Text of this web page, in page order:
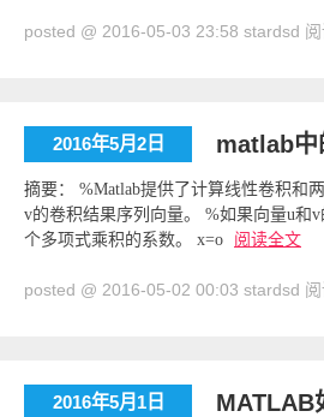
posted @ 2016-05-03 23:58 stardsd
2016年5月2日 matlab
摘要： %Matlab提供了计算线性卷积和
v的卷积结果序列向量。 %如果向量u和
个多项式乘积的系数。 x=o
阅读全文
posted @ 2016-05-02 00:03 stardsd
2016年5月1日 MATLAB